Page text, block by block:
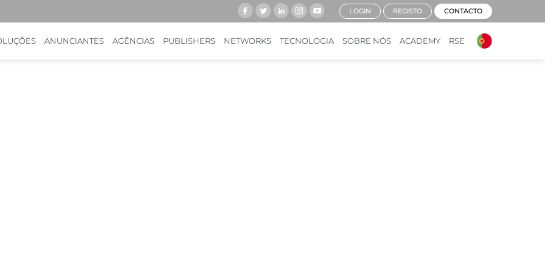
ANUNCIANTES AGÊNCIAS PUBLISHERS NETWORKS TECNOLOGIA SOBRE NÓS ACADEMY RSE
LOGIN REGISTO CONTACTO